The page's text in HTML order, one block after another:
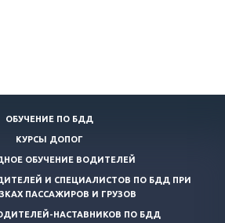
ОБУЧЕНИЕ ПО БДД
КУРСЫ ДОПОГ
ОБУЧЕНИЕ ВОДИТЕЛЕЙ
И СПЕЦИАЛИСТОВ ПО БДД ПРИ
ПАССАЖИРОВ И ГРУЗОВ
НАСТАВНИКОВ ПО БДД